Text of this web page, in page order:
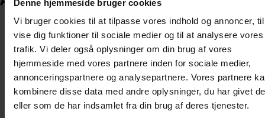
Denne hjemmeside bruger cookies
Vi bruger cookies til at tilpasse vores indhold og annoncer,
vise dig funktioner til sociale medier og til at analysere vores
trafik. Vi deler også oplysninger om din brug af vores
hjemmeside med vores partnere inden for sociale medier,
annonceringspartnere og analysepartnere. Vores partnere
kombinere disse data med andre oplysninger, du har givet
eller som de har indsamlet fra din brug af deres tjenester.
Ikke kun
Grønland: Trump
har blikket rettet
mod anden ø
Nicolai Ohlsen 8. juni 2026
Få nyhedsbrev
Få vores nyhedsbrev og
modtag de vigtigste nyheder
direkte i indbakken.
Tilmeld